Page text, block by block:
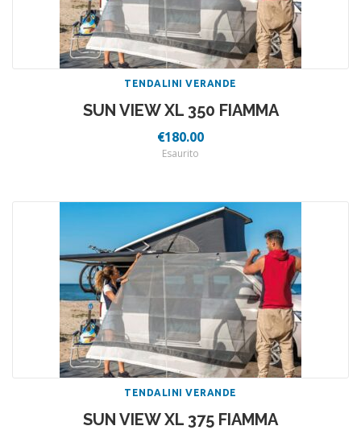
TENDALINI VERANDE
SUN VIEW XL 350 FIAMMA
€180.00
Esaurito
TENDALINI VERANDE
SUN VIEW XL 375 FIAMMA